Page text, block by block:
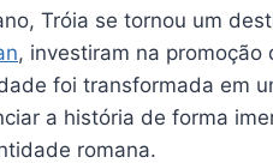
Tróia se tornou um
, investiram na
foi transformada em
a história de forma
romana.